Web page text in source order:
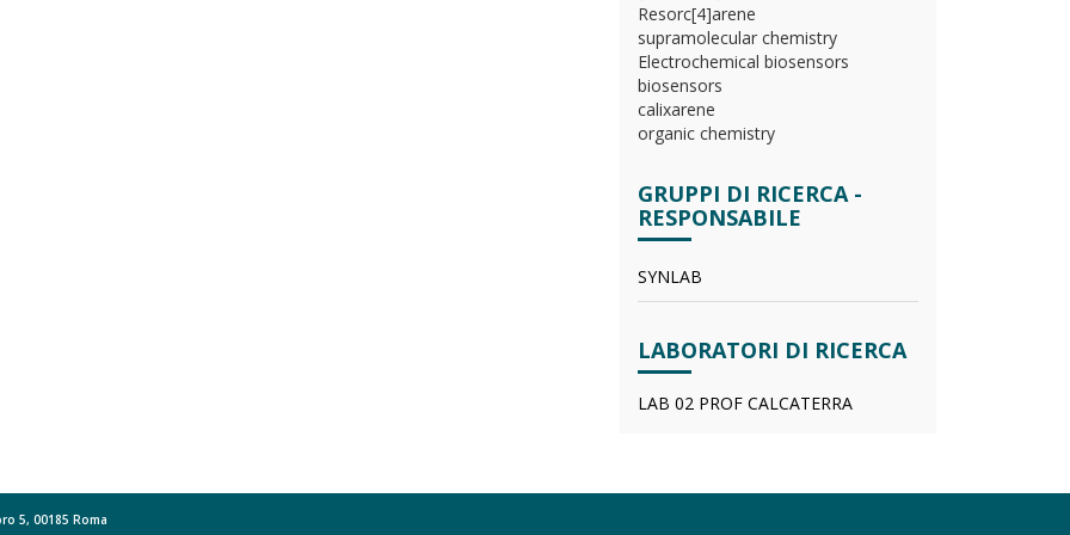
Resorc[4]arene
supramolecular chemistry
Electrochemical biosensors
biosensors
calixarene
organic chemistry
GRUPPI DI RICERCA -
RESPONSABILE
SYNLAB
LABORATORI DI RICERCA
LAB 02 PROF CALCATERRA
5, 00185 Roma